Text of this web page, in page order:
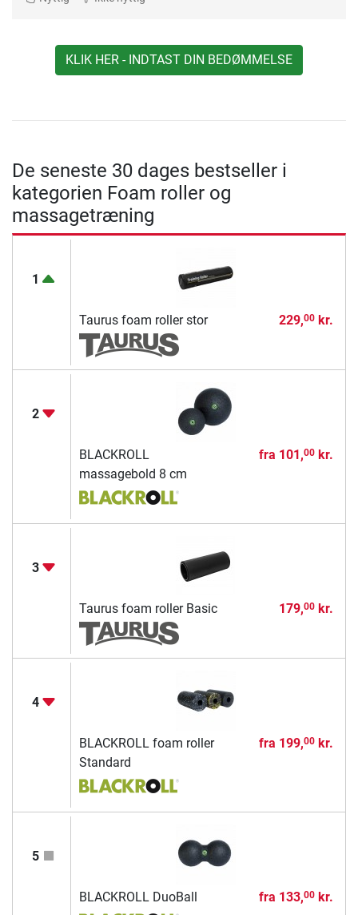
KLIK HER - INDTAST DIN BEDØMMELSE
De seneste 30 dages bestseller i
kategorien Foam roller og
massagetræning
1
Taurus foam roller stor 229,00kr.
2
BLACKROLL
massagebold 8 cm
fra 101,00kr.
3
Taurus foam roller Basic 179,00kr.
4
BLACKROLL foam roller
Standard
fra 199,00kr.
5
BLACKROLL DuoBall fra 133,00kr.